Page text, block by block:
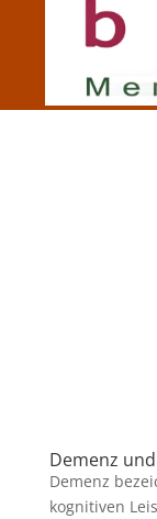
Demenz
Demenz
kognitiven